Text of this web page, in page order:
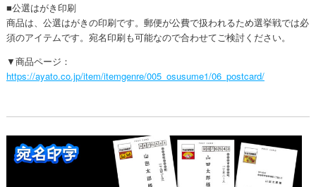
■公選はがき印刷
商品は、公選はがきの印刷です。郵便が公費で扱われるため選挙戦では必
須のアイテムです。宛名印刷も可能なので合わせてご検討ください。
▼商品ページ：
https://ayato.co.jp/item/itemgenre/005_osusume1/06_postcard/